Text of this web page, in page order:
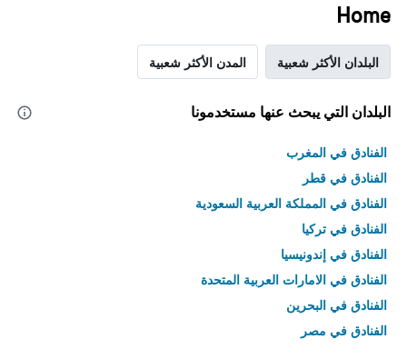
Home
البلدان الأكثر شعبية المدن الأكثر شعبية
البلدان التي يبحث عنها مستخدمونا
الفنادق في المغرب
الفنادق في قطر
الفنادق في المملكة العربية السعودية
الفنادق في تركيا
الفنادق في إندونيسيا
الفنادق في الامارات العربية المتحدة
الفنادق في البحرين
الفنادق في مصر